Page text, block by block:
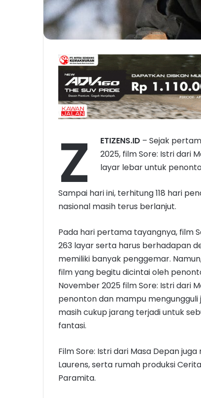
Z ETIZENS.ID – Sejak
2025, film Sore: Istri dari
layar lebar untuk
Sampai hari ini, terhitung 118 hari
nasional masih terus berlanjut.
Pada hari pertama tayangnya, film
263 layar serta harus berhadapan
memiliki banyak penggemar.
film yang begitu dicintai oleh
November 2025 film Sore: Istri dari
penonton dan mampu
masih cukup jarang terjadi untuk
fantasi.
Film Sore: Istri dari Masa Depan
Laurens, serta rumah produksi
Paramita.